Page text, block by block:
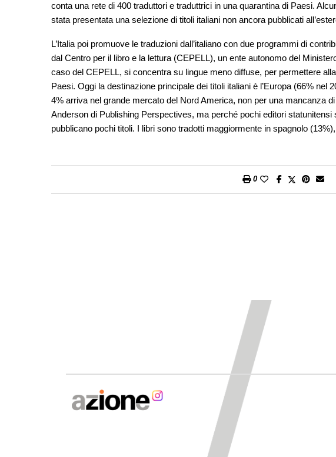
conta una rete di 400 traduttori e traduttrici in una quarantina di Paesi.
stata presentata una selezione di titoli italiani non ancora pubblicati
L’Italia poi promuove le traduzioni dall’italiano con due programmi di
dal Centro per il libro e la lettura (CEPELL), un ente autonomo del
caso del CEPELL, si concentra su lingue meno diffuse, per permettere
Paesi. Oggi la destinazione principale dei titoli italiani è l’Europa (66% nel
4% arriva nel grande mercato del Nord America, non per una mancanza
Anderson di Publishing Perspectives, ma perché pochi editori
pubblicano pochi titoli. I libri sono tradotti maggiormente in spagnolo
0